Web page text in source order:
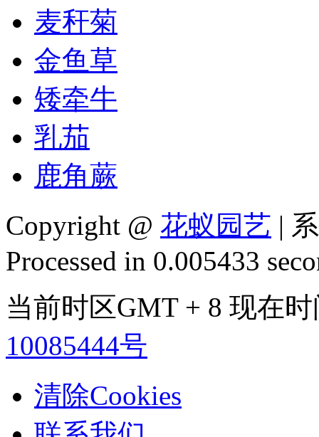
麦秆菊
金鱼草
矮牵牛
乳茄
鹿角蕨
Copyright @ 花蚁园艺 |
Processed in 0.005433
当前时区GMT + 8 现在
10085444号
清除Cookies